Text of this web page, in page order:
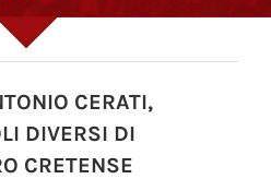
CERATI,
DIVERSI DI
CRETENSE